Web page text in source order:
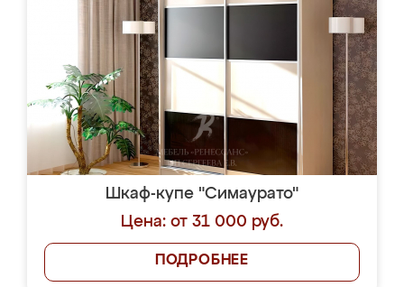
Шкаф-купе "Симаурато"
Цена: от 31 000 руб.
ПОДРОБНЕЕ